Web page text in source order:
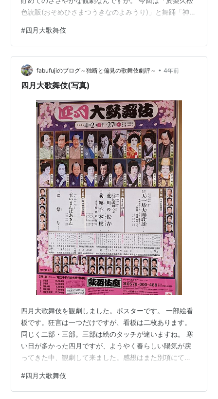
色読販(おそめひさまつうきなのよみうり)」と舞踊「神田
賑わいを見せていましたよ。。そりゃそうですよね。本
当にこの組合せはこの世のものとは思えないもの。今し
か見られない、お芝居の神様の贈り物ですよ。しかも
「於染久松色読販」では貧しさゆえに強請を働く夫婦、
「神田祭」では江戸の華である鳶頭と芸者という、毛色
#四月大歌舞伎
fabufujiのブログ～独断と偏見の歌舞伎劇評～ • 4年前
四月大歌舞伎(写真)
四月大歌舞伎を観劇しました。ポスターです。 一部絵看
板です。狂言は一つだけですが、看板は二枚あります。
同じく二部・三部。三部は絵のタッチが違いますね。 寒
い日が多かった四月ですが、ようやく春らしい陽気が戻
ってきた中、観劇して来ました。感想はまた別項にて綴
#四月大歌舞伎